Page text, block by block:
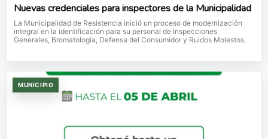
Nuevas credenciales para inspectores de la Municipalidad
La Municipalidad de Resistencia inició un proceso de modernización
integral en la identificación para su personal de Inspecciones
Generales, Bromatología, Defensa del Consumidor y Ruidos Molestos.
MUNICIPIO